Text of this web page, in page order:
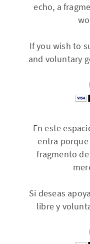
echo, a
If you wish to
and voluntary
En este
entra
fragmento
Si deseas
libre y